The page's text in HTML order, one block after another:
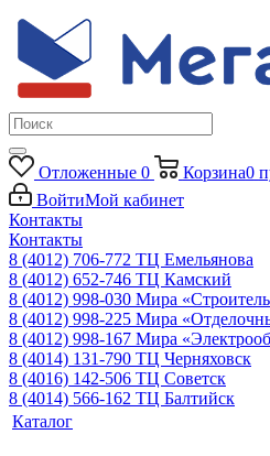
Отложенные 0 Корзина0
ВойтиМой кабинет
Контакты
Контакты
8 (4012) 706-772 ТЦ Емельянова
8 (4012) 652-746 ТЦ Камский
8 (4012) 998-030 Мира
8 (4012) 998-225 Мира
8 (4012) 998-167 Мира
8 (4014) 131-790 ТЦ Черняховск
8 (4016) 142-506 ТЦ Советск
8 (4014) 566-162 ТЦ Балтийск
Каталог